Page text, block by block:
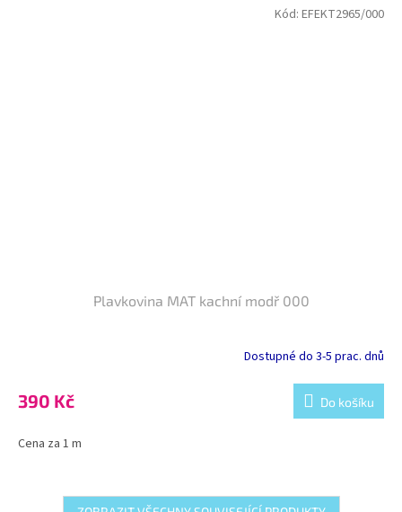
Plavkovina MAT kachní modř 000
Dostupné do 3-5 prac. dnů
390 Kč Do košíku
Cena za 1 m
Kód: EFEKT2965/000